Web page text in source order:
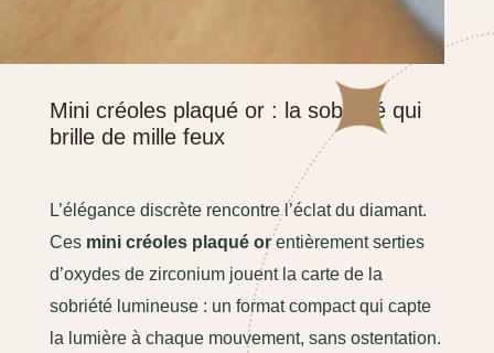
Mini créoles plaqué or : la sobriété qui
brille de mille feux
L’élégance discrète rencontre l’éclat du diamant.
Ces mini créoles plaqué orentièrement serties
d’oxydes de zirconium jouent la carte de la
sobriété lumineuse : un format compact qui capte
la lumière à chaque mouvement, sans ostentation.